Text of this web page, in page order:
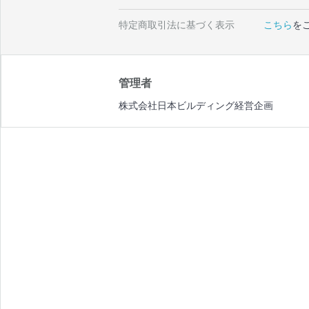
特定商取引法に基づく表示 こちらを
管理者
株式会社日本ビルディング経営企画